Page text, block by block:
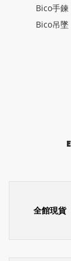
Bico手鍊
Bico吊墜
全館現貨